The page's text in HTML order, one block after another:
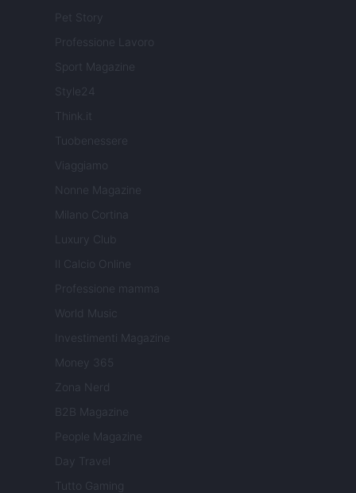
Pet Story
Professione Lavoro
Sport Magazine
Style24
Think.it
Tuobenessere
Viaggiamo
Nonne Magazine
Milano Cortina
Luxury Club
Il Calcio Online
Professione mamma
World Music
Investimenti Magazine
Money 365
Zona Nerd
B2B Magazine
People Magazine
Day Travel
Tutto Gaming